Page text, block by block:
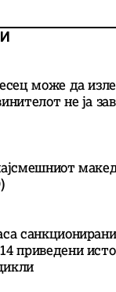
може да
не ја
приведени